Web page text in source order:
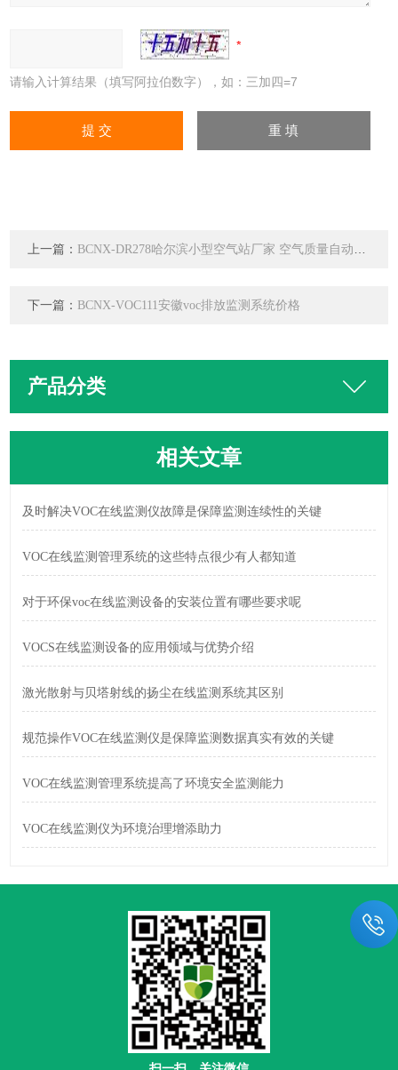
请输入计算结果（填写阿拉伯数字），如：三加四=7
上一篇： BCNX-DR278哈尔滨小型空气站厂家 空气质量自动监测系统
下一篇： BCNX-VOC111安徽voc排放监测系统价格
产品分类
相关文章
及时解决VOC在线监测仪故障是保障监测连续性的关键
VOC在线监测管理系统的这些特点很少有人都知道
对于环保voc在线监测设备的安装位置有哪些要求呢
VOCS在线监测设备的应用领域与优势介绍
激光散射与贝塔射线的扬尘在线监测系统其区别
规范操作VOC在线监测仪是保障监测数据真实有效的关键
VOC在线监测管理系统提高了环境安全监测能力
VOC在线监测仪为环境治理增添助力